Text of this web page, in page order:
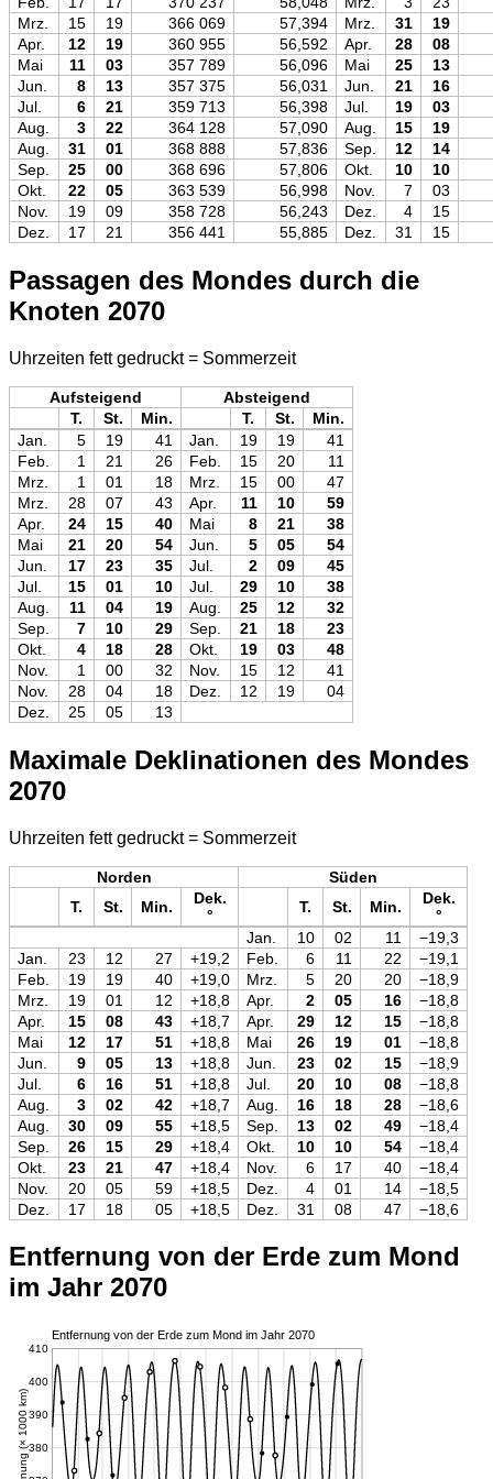
Mrz.
15 19 366 069 57,394 Mrz. 31
19
Apr.
12 19 360 955 56,592 Apr. 28
08
Mai
11 03 357 789 56,096 Mai 25
13
Jun.
8 13 357 375 56,031 Jun. 21
16
Jul.
6 21 359 713 56,398 Jul. 19
03
Aug.
3 22 364 128 57,090 Aug. 15
19
Aug.
31 01 368 888 57,836 Sep. 12
14
Sep.
25 00 368 696 57,806 Okt. 10
10
Okt.
22 05 363 539 56,998 Nov. 7
03
Nov.
19 09 358 728 56,243 Dez. 4
15
Dez.
17 21 356 441 55,885 Dez. 31 15
Passagen des Mondes durch die
Knoten 2070
Uhrzeiten fett gedruckt = Sommerzeit
Aufsteigend
Absteigend
T.
St. Min. T. St.
Min.
Jan.
5 19 41 Jan. 19 19
41
Feb.
1 21 26 Feb. 15 20
11
Mrz.
1 01 18 Mrz. 15 00
47
Mrz.
28 07 43 Apr. 11 10
59
Apr.
24 15 40 Mai 8 21
38
Mai
21 20 54 Jun. 5 05
54
Jun.
17 23 35 Jul. 2 09
45
Jul.
15 01 10 Jul. 29 10
38
Aug.
11 04 19 Aug. 25 12
32
Sep.
7 10 29 Sep. 21 18
23
Okt.
4 18 28 Okt. 19 03
48
Nov.
1 00 32 Nov. 15 12
41
Nov.
28 04 18 Dez. 12 19
04
Dez.
25 05 13
Maximale Deklinationen des Mondes
2070
Uhrzeiten fett gedruckt = Sommerzeit
Norden
Süden
T.
St. Min.
Dek.
°
T. St. Min.
Dek.
°
Jan.
10 02 11
−19,3
Jan.
23 12 27 +19,2 Feb. 6 11 22
−19,1
Feb.
19 19 40 +19,0 Mrz. 5 20 20
−18,9
Mrz.
19 01 12 +18,8 Apr. 2 05 16
−18,8
Apr.
15 08 43 +18,7 Apr. 29 12 15
−18,8
Mai
12 17 51 +18,8 Mai 26 19 01
−18,8
Jun.
9 05 13 +18,8 Jun. 23 02 15
−18,9
Jul.
6 16 51 +18,8 Jul. 20 10 08
−18,8
Aug.
3 02 42 +18,7 Aug. 16 18 28
−18,6
Aug.
30 09 55 +18,5 Sep. 13 02 49
−18,4
Sep.
26 15 29 +18,4 Okt. 10 10 54
−18,4
Okt.
23 21 47 +18,4 Nov. 6 17 40
−18,4
Nov.
20 05 59 +18,5 Dez. 4 01 14
−18,5
Dez.
17 18 05 +18,5 Dez. 31 08 47 −18,6
Entfernung von der Erde zum Mond
im Jahr 2070